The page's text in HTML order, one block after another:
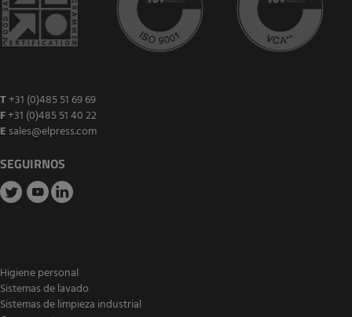
T +31 (0)485 51 69 69
F+31 (0)485 51 40 22
E sales@elpress.com
SEGUIRNOS
Higiene personal
Sistemas de lavado
Sistemas de limpieza industrial